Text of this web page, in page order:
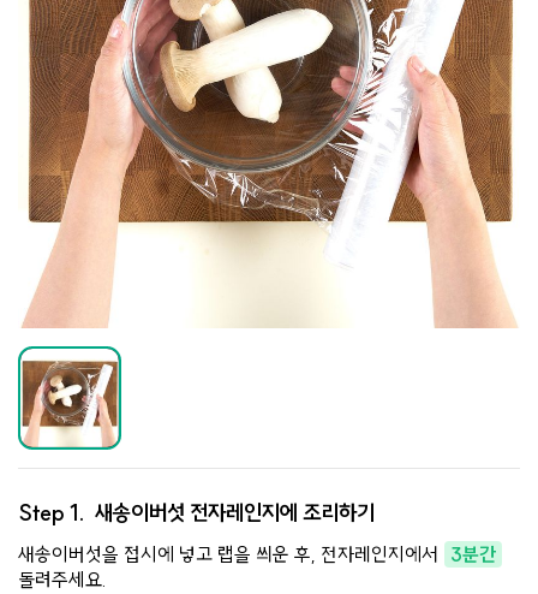
Step 1. 새송이버섯 전자레인지에 조리하기
새송이버섯을 접시에 넣고 랩을 씌운 후, 전자레인지에서
3분간
돌려주세요.